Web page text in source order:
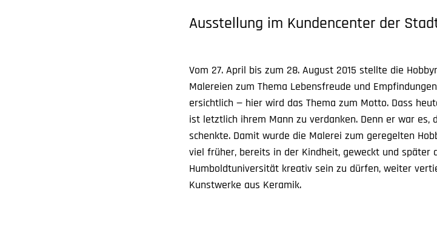
Ausstellung im Kundencenter der
Vom 27. April bis zum 28. August 2015 stellte die
Malereien zum Thema Lebensfreude und
ersichtlich — hier wird das Thema zum Motto. Dass
ist letztlich ihrem Mann zu verdanken. Denn er war es,
schenkte. Damit wurde die Malerei zum geregelten
viel früher, bereits in der Kindheit, geweckt und später
Humboldtuniversität kreativ sein zu dürfen, weiter
Kunstwerke aus Keramik.